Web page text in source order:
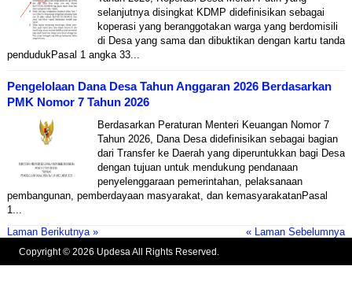
selanjutnya disingkat KDMP didefinisikan sebagai
koperasi yang beranggotakan warga yang berdomisili
di Desa yang sama dan dibuktikan dengan kartu tanda
pendudukPasal 1 angka 33...
Pengelolaan Dana Desa Tahun Anggaran 2026 Berdasarkan
PMK Nomor 7 Tahun 2026
Berdasarkan Peraturan Menteri Keuangan Nomor 7
Tahun 2026, Dana Desa didefinisikan sebagai bagian
dari Transfer ke Daerah yang diperuntukkan bagi Desa
dengan tujuan untuk mendukung pendanaan
penyelenggaraan pemerintahan, pelaksanaan
pembangunan, pemberdayaan masyarakat, dan kemasyarakatanPasal
1...
Laman Berikutnya »
« Laman Sebelumnya
Copyright © 2026 Updesa All Rights Reserved.